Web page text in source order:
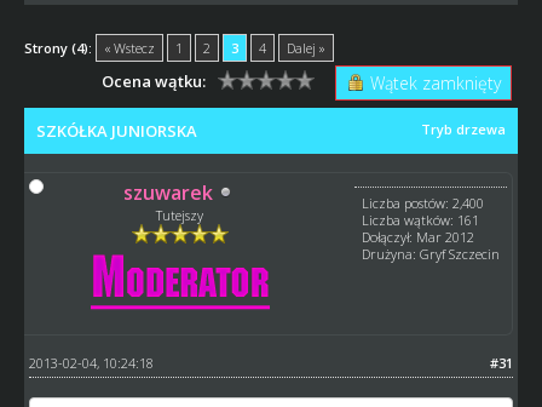
Strony (4): « Wstecz 1 2 3 4 Dalej »
Wątek zamknięty
Ocena wątku:
Tryb drzewa
SZKÓŁKA JUNIORSKA
szuwarek
Tutejszy
Liczba postów: 2,400
Liczba wątków: 161
Dołączył: Mar 2012
Drużyna: Gryf Szczecin
#31
2013-02-04, 10:24:18